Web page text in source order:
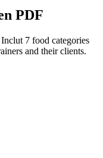
PDF
7 food categories
and their clients.